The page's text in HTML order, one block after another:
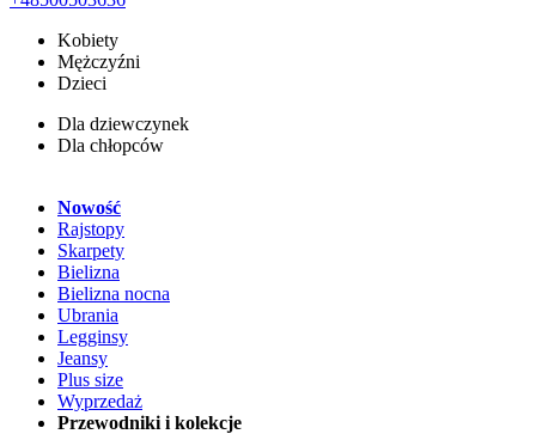
Kobiety
Mężczyźni
Dzieci
Dla dziewczynek
Dla chłopców
Nowość
Rajstopy
Skarpety
Bielizna
Bielizna nocna
Ubrania
Legginsy
Jeansy
Plus size
Wyprzedaż
Przewodniki i kolekcje